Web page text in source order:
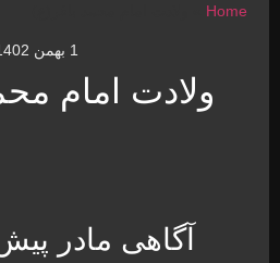
Home
1 بهمن 1402
ولادت امام
آگاهی مادر